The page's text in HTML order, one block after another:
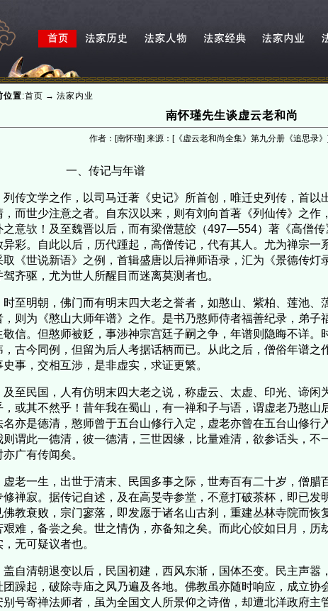
位置:首页 → 法家内业
南怀瑾先生谈虚云老和尚
作者：[南怀瑾] 来源：[《虚云老和尚全集》第九分册《追思录》]
、传记与年谱
传文学之作，以司马迁著《史记》所首创，唯迁史列传，首以
，而世少注意之者。自东汉以来，则有刘向首著《列仙传》之作
之意欤！及至魏晋以后，而有梁僧慧皎（497—554）著《高僧
异彩。自此以后，历代踵起，高僧传记，代有其人。尤为禅宗一
取《世说新语》之例，首辑盛唐以后禅师语录，汇为《景德传灯
驾齐驱，尤为世人所醒目而迷离莫测者也。
至明朝，佛门而有明末四大老之誉者，如憨山、紫柏、莲池、
，则为《憨山大师年谱》之作。是书乃憨师侍者福善纪录，弟子
敬信。但憨师被贬，事涉神宗宫廷子嗣之争，年谱则隐晦不详。
，古今同例，但留为后人考据话柄而已。从此之后，僧俗年谱之
史事，交相互涉，是非虚实，求证更繁。
至民国，人有仿明末四大老之说，称虚云、太虚、印光、谛闲
，或其不然乎！昔年我在蜀山，有一禅和子与语，谓虚老乃憨山
名亦是德清，憨师曾于五台山修行入定，虚老亦曾在五台山修行
则谓此一德清，彼一德清，三世因缘，比量难清，欲参话头，不
亦广有传闻矣。
老一生，出世于清末、民国多事之际，世寿百有二十岁，僧腊
修禅寂。据传记自述，及在高旻寺参堂，不意打破茶杯，即已发
佛教衰败，宗门寥落，即发愿于诸名山古刹，重建丛林寺院而恢
艰难，备尝之矣。世之情伪，亦备知之矣。而此心皎如日月，历
，无可疑议者也。
自清朝退变以后，民国初建，西风东渐，国体丕变。民主声嚣
团躁起，破除寺庙之风乃遍及各地。佛教虽亦随时响应，成立协
别号寄禅法师者，虽为全国文人所景仰之诗僧，却遭北洋政府主